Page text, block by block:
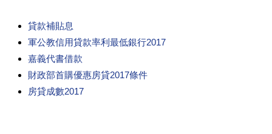
貸款補貼息
軍公教信用貸款率利最低銀行2017
嘉義代書借款
財政部首購優惠房貸2017條件
房貸成數2017